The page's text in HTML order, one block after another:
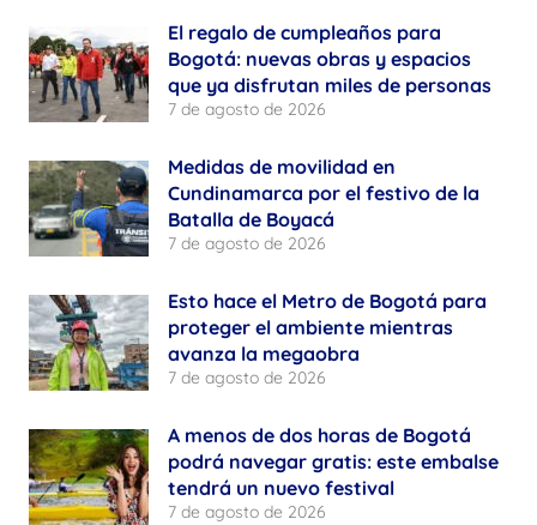
El regalo de cumpleaños para
Bogotá: nuevas obras y espacios
que ya disfrutan miles de personas
7 de agosto de 2026
Medidas de movilidad en
Cundinamarca por el festivo de la
Batalla de Boyacá
7 de agosto de 2026
Esto hace el Metro de Bogotá para
proteger el ambiente mientras
avanza la megaobra
7 de agosto de 2026
A menos de dos horas de Bogotá
podrá navegar gratis: este embalse
tendrá un nuevo festival
7 de agosto de 2026